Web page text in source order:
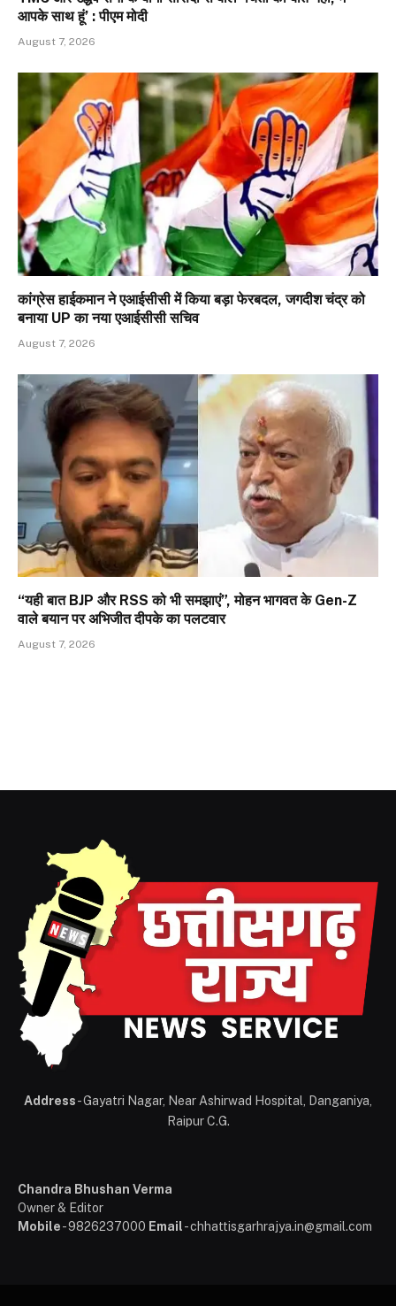
आपके साथ हूं’ : पीएम मोदी
August 7, 2026
कांग्रेस हाईकमान ने एआईसीसी में किया बड़ा फेरबदल, जगदीश चंद्र को
बनाया UP का नया एआईसीसी सचिव
August 7, 2026
“यही बात BJP और RSS को भी समझाएं”, मोहन भागवत के Gen-Z
वाले बयान पर अभिजीत दीपके का पलटवार
August 7, 2026
Address- Gayatri Nagar, Near Ashirwad Hospital, Danganiya,
Raipur C.G.
Chandra Bhushan Verma
Owner & Editor
Mobile- 9826237000 Email- chhattisgarhrajya.in@gmail.com